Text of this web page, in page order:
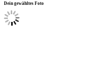
Dein gewähltes Foto